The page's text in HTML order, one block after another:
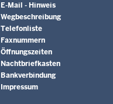
E-Mail - Hinweis
Wegbeschreibung
Telefonliste
Faxnummern
Öffnungszeiten
Nachtbriefkasten
Bankverbindung
Impressum